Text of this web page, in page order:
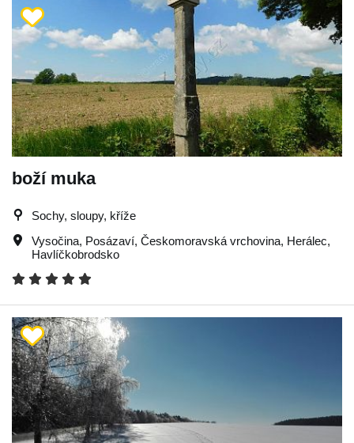
boží muka
Sochy, sloupy, kříže
Vysočina, Posázaví, Českomoravská vrchovina, Herálec,
Havlíčkobrodsko